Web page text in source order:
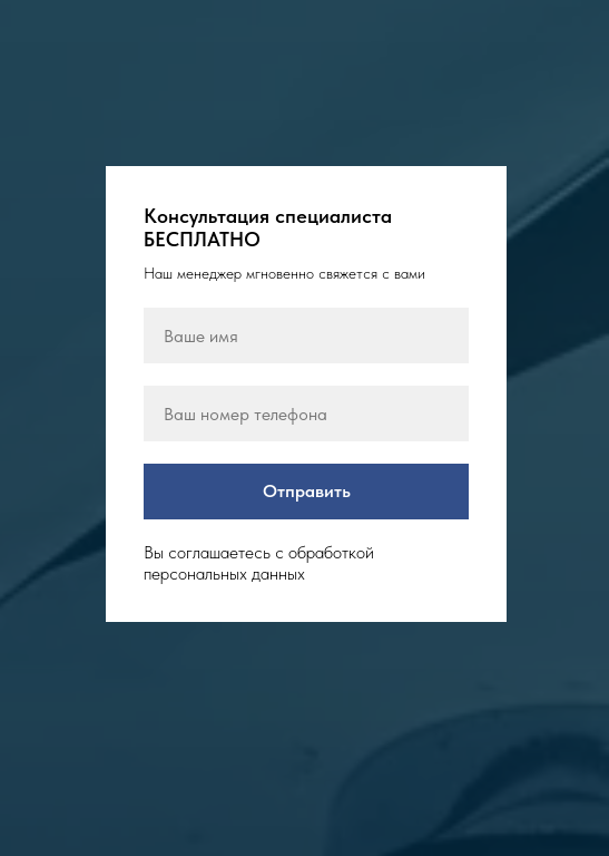
Консультация специалиста
БЕСПЛАТНО
Наш менеджер мгновенно свяжется с вами
Отправить
Вы соглашаетесь с обработкой
персональных данных